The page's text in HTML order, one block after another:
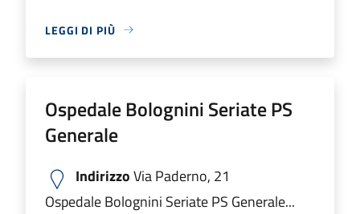
LEGGI DI PIÙ
Ospedale Bolognini Seriate PS
Generale
IndirizzoVia Paderno, 21
Ospedale Bolognini Seriate PS Generale...